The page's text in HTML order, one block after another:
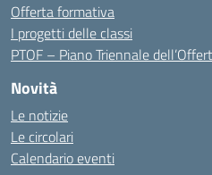
Offerta formativa
I progetti delle classi
PTOF – Piano Triennale
Novità
Le notizie
Le circolari
Calendario eventi